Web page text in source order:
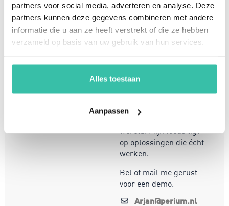
partners voor social media, adverteren en analyse. Deze
partners kunnen deze gegevens combineren met andere
informatie die u aan ze heeft verstrekt of die ze hebben
verzameld op basis van uw gebruik van hun services.
Alles toestaan
Aanpassen
Arjan Kremer
Mede-oprichter Perium
B.V.
Met een achtergrond in
en een passie voor
innovatie, help ik
te opereren in een
wereld. Mijn focus ligt
op oplossingen die écht
werken.
Bel of mail me gerust
voor een demo.
Arjan@perium.nl